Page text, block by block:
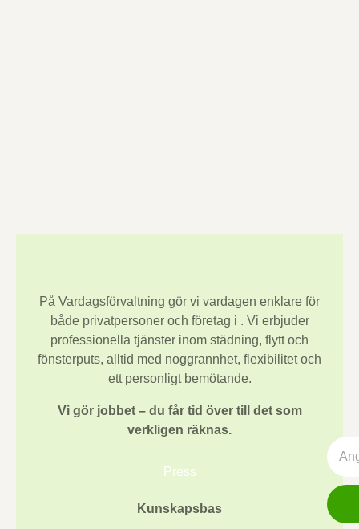
På Vardagsförvaltning gör vi vardagen enklare för
både privatpersoner och företag i . Vi erbjuder
professionella tjänster inom städning, flytt och
fönsterputs, alltid med noggrannhet, flexibilitet och
ett personligt bemötande.
Vi gör jobbet – du får tid över till det som
verkligen räknas.
Press
Kunskapsbas